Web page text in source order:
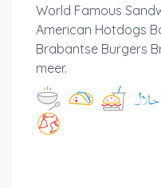
World Famous
American Hotdogs
Brabantse Burgers
meer.